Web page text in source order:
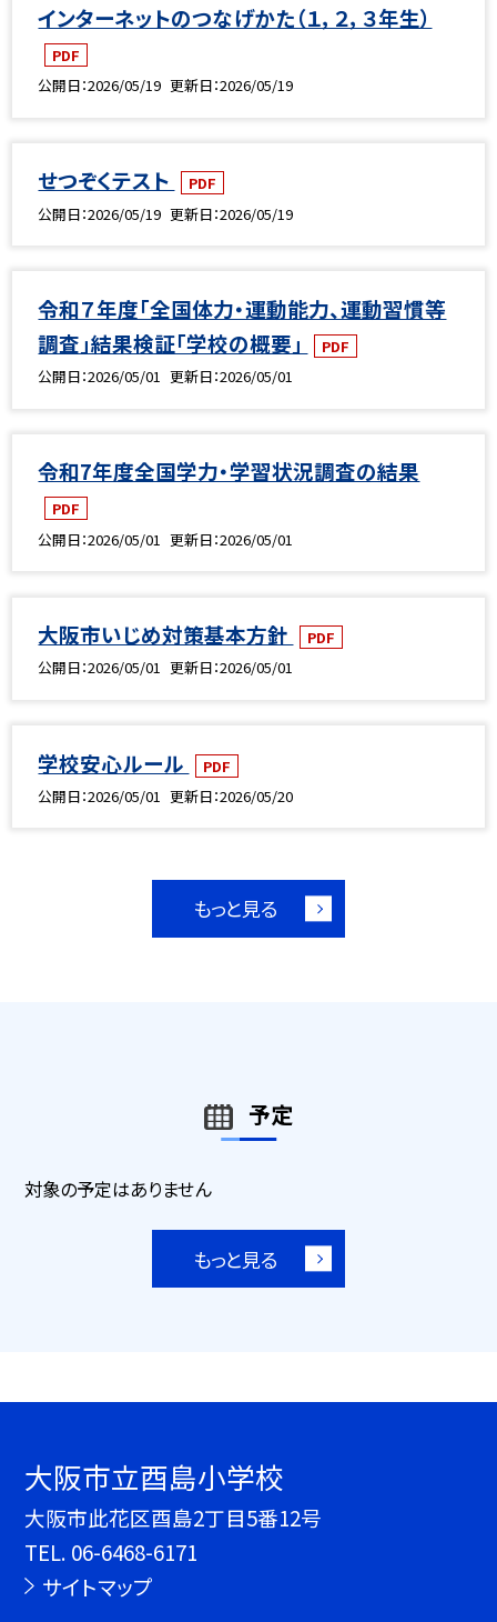
インターネットのつなげかた（１，２，３年生）
PDF
公開日 2026/05/19 更新日 2026/05/19
せつぞくテスト
PDF
公開日 2026/05/19 更新日 2026/05/19
令和７年度「全国体力・運動能力、運動習慣等
調査」結果検証「学校の概要」
PDF
公開日 2026/05/01 更新日 2026/05/01
令和7年度全国学力・学習状況調査の結果
PDF
公開日 2026/05/01 更新日 2026/05/01
大阪市いじめ対策基本方針
PDF
公開日 2026/05/01 更新日 2026/05/01
学校安心ルール
PDF
公開日 2026/05/01 更新日 2026/05/20
もっと見る
予定
対象の予定はありません
もっと見る
大阪市立酉島小学校
大阪市此花区酉島2丁目5番12号
TEL. 06-6468-6171
サイトマップ